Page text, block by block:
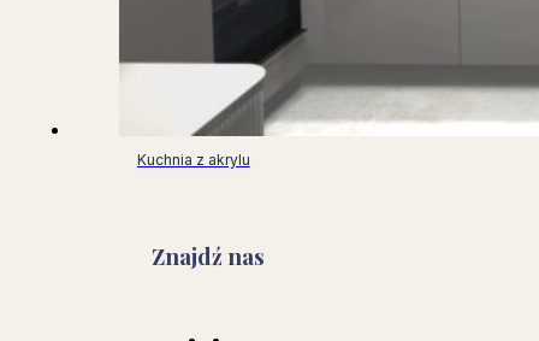
Kuchnia z akrylu
Znajdź nas